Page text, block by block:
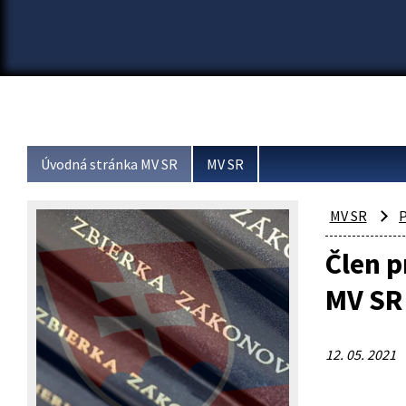
Úvodná stránka MV SR MV SR
MV SR
Člen
MV
12. 05. 2021